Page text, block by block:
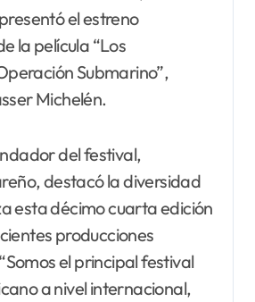
el estreno
la película “Los
Submarino”,
Michelén.
del festival,
destacó la diversidad
esta décimo cuarta edición
producciones
el principal festival
a nivel internacional,